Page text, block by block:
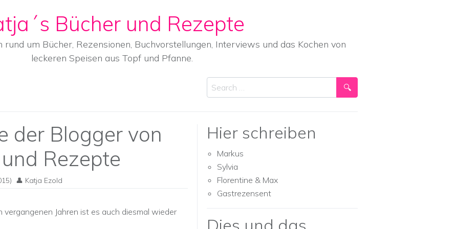
Bücher und Rezepte
um Bücher, Rezensionen, Buchvorstellungen, Interviews und das Kochen von
leckeren Speisen aus Topf und Pfanne.
Search
der Blogger von
Rezepte
Katja Ezold
vergangenen Jahren ist es auch diesmal wieder
Hier schreiben
Markus
Sylvia
Florentine & Max
Gastrezensent
Dies und das